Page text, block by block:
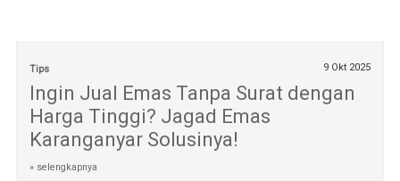
Tips 9 Okt 2025
Ingin Jual Emas Tanpa Surat dengan
Harga Tinggi? Jagad Emas
Karanganyar Solusinya!
» selengkapnya